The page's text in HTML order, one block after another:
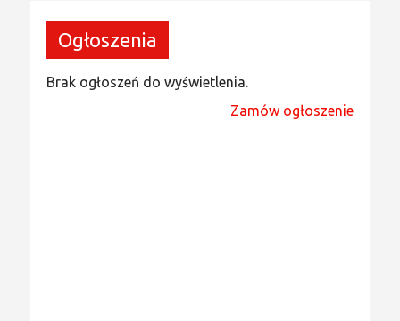
Ogłoszenia
Brak ogłoszeń do wyświetlenia.
Zamów ogłoszenie